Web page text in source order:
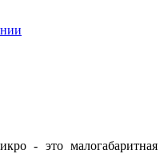
- это малогабаритная